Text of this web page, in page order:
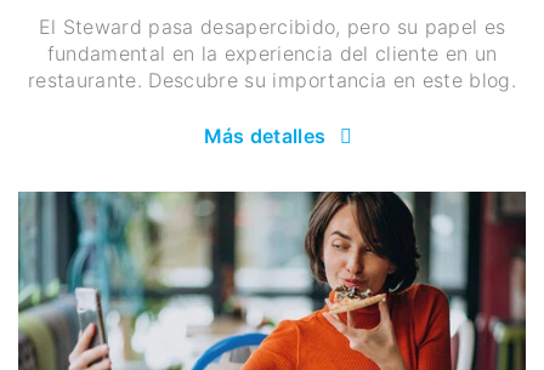
El Steward pasa desapercibido, pero su papel es
fundamental en la experiencia del cliente en un
restaurante. Descubre su importancia en este blog.
Más detalles